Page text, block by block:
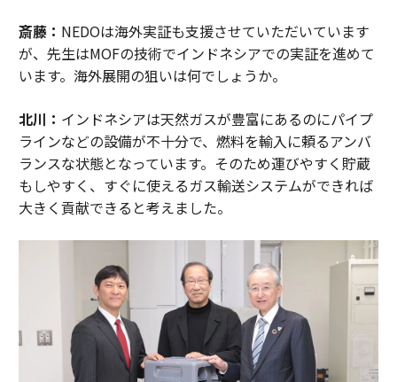
斎藤： NEDOは海外実証も支援させていただいています
が、先生はMOFの技術でインドネシアでの実証を進めて
います。海外展開の狙いは何でしょうか。
北川： インドネシアは天然ガスが豊富にあるのにパイプ
ラインなどの設備が不十分で、燃料を輸入に頼るアンバ
ランスな状態となっています。そのため運びやすく貯蔵
もしやすく、すぐに使えるガス輸送システムができれば
大きく貢献できると考えました。